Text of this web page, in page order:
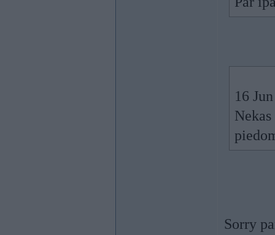
16
Sorry